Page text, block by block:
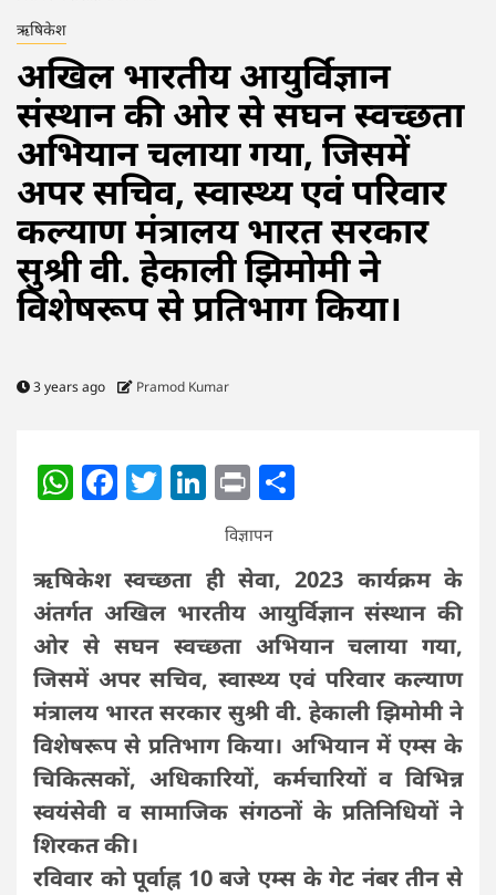
ऋषिकेश
अखिल भारतीय आयुर्विज्ञान
संस्थान की ओर से सघन स्वच्छता
अभियान चलाया गया, जिसमें
अपर सचिव, स्वास्थ्य एवं परिवार
कल्याण मंत्रालय भारत सरकार
सुश्री वी. हेकाली झिमोमी ने
विशेषरूप से प्रतिभाग किया।
3 years ago Pramod Kumar
WhatsApp
Facebook
Twitter
LinkedIn
Print
विज्ञापन
ऋषिकेश स्वच्छता ही सेवा, 2023 कार्यक्रम के
अंतर्गत अखिल भारतीय आयुर्विज्ञान संस्थान की
ओर से सघन स्वच्छता अभियान चलाया गया,
जिसमें अपर सचिव, स्वास्थ्य एवं परिवार कल्याण
मंत्रालय भारत सरकार सुश्री वी. हेकाली झिमोमी ने
विशेषरूप से प्रतिभाग किया। अभियान में एम्स के
चिकित्सकों, अधिकारियों, कर्मचारियों व विभिन्न
स्वयंसेवी व सामाजिक संगठनों के प्रतिनिधियों ने
शिरकत की।
रविवार को पूर्वाह्न 10 बजे एम्स के गेट नंबर तीन से